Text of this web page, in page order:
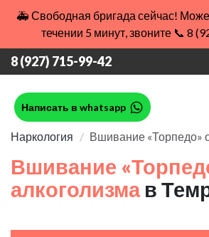
🚑 Свободная бригада сейчас!
течении 5 минут, звоните 📞 8
8 (927) 715-99-42
Написать в whatsapp
Наркология Вшивание «Торпедо»
Вшивание
алкоголизма в